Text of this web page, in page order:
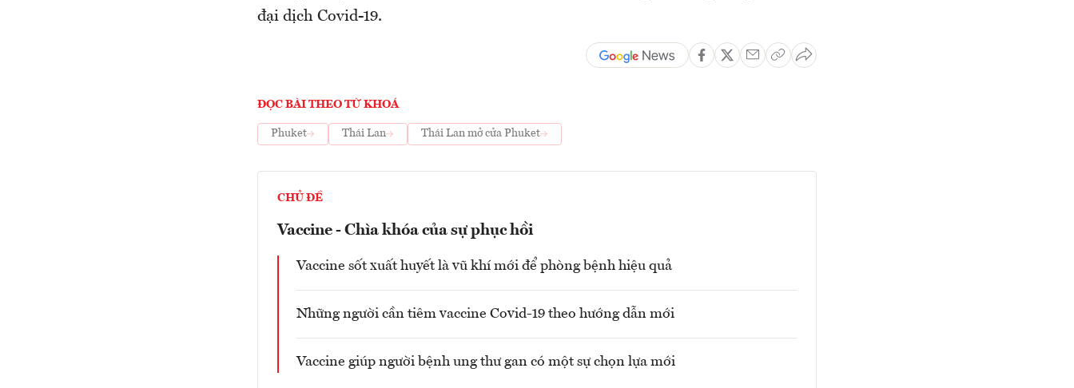
đại dịch Covid-19.
ĐỌC BÀI THEO TỪ KHOÁ
Phuket Thái Lan Thái Lan mở cửa Phuket
CHỦ ĐỀ
Vaccine - Chìa khóa của sự phục hồi
Vaccine sốt xuất huyết là vũ khí mới để phòng bệnh hiệu quả
Những người cần tiêm vaccine Covid-19 theo hướng dẫn mới
Vaccine giúp người bệnh ung thư gan có một sự chọn lựa mới